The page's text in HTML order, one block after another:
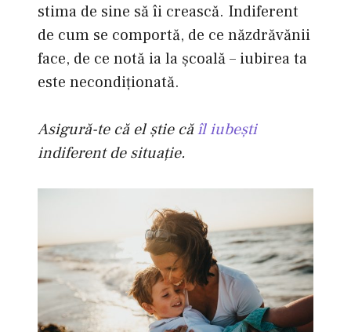
stima de sine să îi crească. Indiferent
de cum se comportă, de ce năzdrăvănii
face, de ce notă ia la şcoală – iubirea ta
este necondiţionată.
Asigură-te că el ştie căîl iubeşti
indiferent de situaţie.